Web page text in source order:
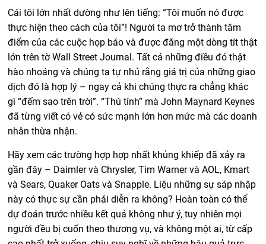
Cái tôi lớn nhất dường như lên tiếng: “Tôi muốn nó được
thực hiện theo cách của tôi”! Người ta mơ trở thành tâm
điểm của các cuộc họp báo và được đăng một dòng tít thật
lớn trên tờ Wall Street Journal. Tất cả những điều đó thật
hào nhoáng và chúng ta tự nhủ rằng giá trị của những giao
dịch đó là hợp lý – ngay cả khi chúng thực ra chẳng khác
gì “đếm sao trên trời”. “Thú tính” mà John Maynard Keynes
đã từng viết có vẻ có sức mạnh lớn hơn mức mà các doanh
nhân thừa nhận.
Hãy xem các trường hợp hợp nhất khủng khiếp đã xảy ra
gần đây – Daimler và Chrysler, Tim Warner và AOL, Kmart
và Sears, Quaker Oats và Snapple. Liệu những sự sáp nhập
này có thực sự cần phải diễn ra không? Hoàn toàn có thể
dự đoán trước nhiều kết quả không như ý, tuy nhiên mọi
người đều bị cuốn theo thương vụ, và không một ai, từ cấp